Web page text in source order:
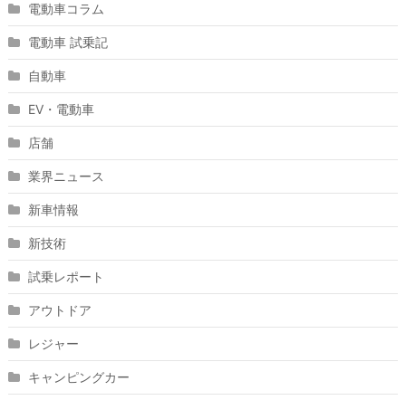
電動車コラム
電動車 試乗記
自動車
EV・電動車
店舗
業界ニュース
新車情報
新技術
試乗レポート
アウトドア
レジャー
キャンピングカー